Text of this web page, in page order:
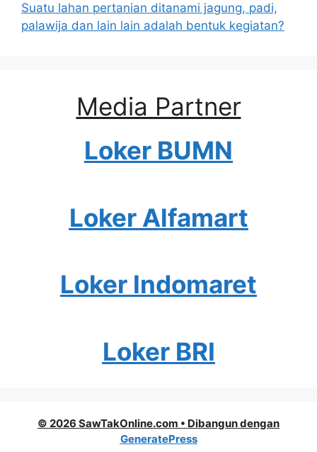
Suatu lahan pertanian ditanami jagung, padi,
palawija dan lain lain adalah bentuk kegiatan?
Media Partner
Loker BUMN
Loker Alfamart
Loker Indomaret
Loker BRI
© 2026 SawTakOnline.com • Dibangun dengan
GeneratePress